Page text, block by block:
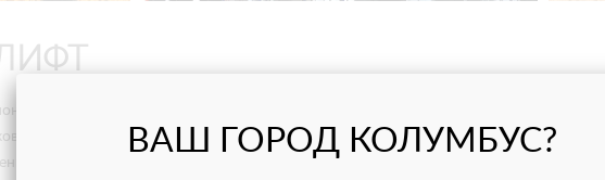
стекла можно назвать являются
Это универсальные
но и на перевозку стекол до 1000 кг. Благодаря встроенным сигнальным
травмы на объекте. Благодаря тому, что монтажное место вращается на 360
ВАШ ГОРОД КОЛУМБУС?